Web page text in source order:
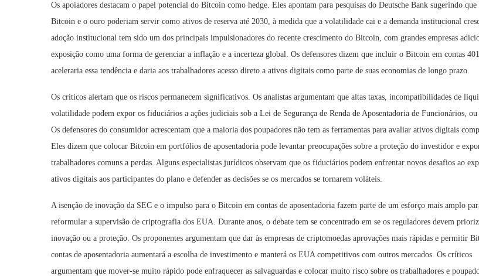
Os apoiadores destacam o papel potencial do Bitcoin como hedge. Eles apontam para pesquisas do Deutsche Bank sugerindo que
Bitcoin e o ouro poderiam servir como ativos de reserva até 2030, à medida que a volatilidade cai e a demanda institucional
adoção institucional tem sido um dos principais impulsionadores do recente crescimento do Bitcoin, com grandes empresas
exposição como uma forma de gerenciar a inflação e a incerteza global. Os defensores dizem que incluir o Bitcoin em contas
aceleraria essa tendência e daria aos trabalhadores acesso direto a ativos digitais como parte de suas economias de longo prazo.
Os críticos alertam que os riscos permanecem significativos. Os analistas argumentam que altas taxas, incompatibilidades de
volatilidade podem expor os fiduciários a ações judiciais sob a Lei de Segurança de Renda de Aposentadoria de Funcionários,
Os defensores do consumidor acrescentam que a maioria dos poupadores não tem as ferramentas para avaliar ativos digitais
Eles dizem que colocar Bitcoin em portfólios de aposentadoria pode levantar preocupações sobre a proteção do investidor e
trabalhadores comuns a perdas. Alguns especialistas jurídicos observam que os fiduciários podem enfrentar novos desafios ao
ativos digitais aos participantes do plano e defender as decisões se os mercados se tornarem voláteis.
A isenção de inovação da SEC e o impulso para o Bitcoin em contas de aposentadoria fazem parte de um esforço mais amplo
reformular a supervisão de criptografia dos EUA. Durante anos, o debate tem se concentrado em se os reguladores devem
inovação ou a proteção. Os proponentes argumentam que dar às empresas de criptomoedas aprovações mais rápidas e permitir
contas de aposentadoria aumentará a escolha de investimento e manterá os EUA competitivos com outros mercados. Os críticos
argumentam que mover-se muito rápido pode enfraquecer as salvaguardas e colocar muito risco sobre os trabalhadores e